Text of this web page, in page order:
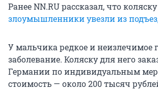
Ранее NN.RU рассказал, что
злоумышленники увезли из
У мальчика редкое и неизлечимое
заболевание. Коляску для него
Германии по индивидуальным
стоимость — около 200 тысяч